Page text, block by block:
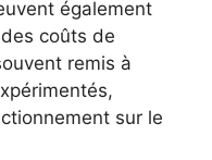
également
coûts de
remis à
sur le